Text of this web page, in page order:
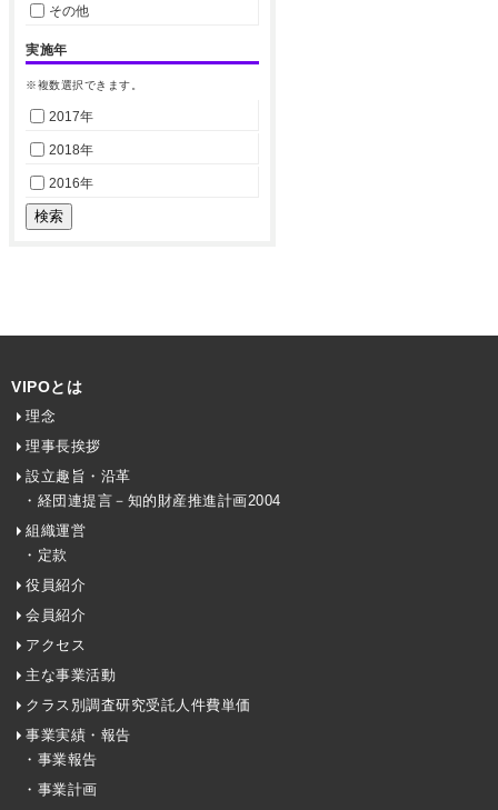
その他
実施年
※複数選択できます。
2017年
2018年
2016年
VIPOとは
理念
理事長挨拶
設立趣旨・沿革
・経団連提言－知的財産推進計画2004
組織運営
・定款
役員紹介
会員紹介
アクセス
主な事業活動
クラス別調査研究受託人件費単価
事業実績・報告
・事業報告
・事業計画